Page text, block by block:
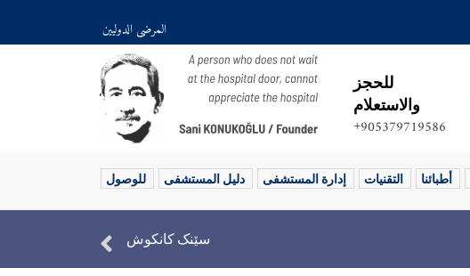
المرضى الدوليين
للحجز
والاستعلام
905379719586+
أطبائنا التقنيات إدارة المستشفى دليل المستشفى للوصول
سێنک کانکوش